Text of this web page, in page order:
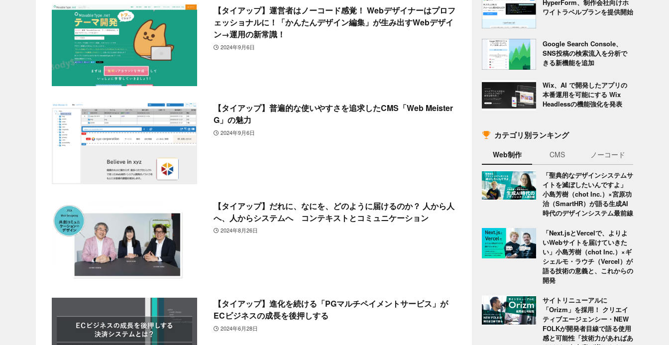
【タイアップ】運営者はノーコード感覚！ Webデザイナーはプロフ
ェッショナルに！「かんたんデザイン編集」が生み出すWebデザイ
ン→運用の新常識！
2024年9月6日
【タイアップ】普遍的な使いやすさを追求したCMS「Web Meister
G」の魅力
2024年9月6日
【タイアップ】だれに、なにを、どのように届けるのか？ 人から人
へ、人からシステムへ コンテキストとコミュニケーション
2024年8月26日
【タイアップ】進化を続ける「PGマルチペイメントサービス」が
ECビジネスの成長を後押しする
2024年6月28日
HyperForm、制作会社向けホ
ワイトラベルプランを提供開始
Google Search Console、
SNS投稿の検索流入を分析で
きる新機能を追加
Wix、AI で開発したアプリの
本番運用を可能にする Wix
Headlessの機能強化を発表
カテゴリ別ランキング
Web制作 CMS ノーコード
「聖典的なデザインシステムサ
イトを滅ぼしたいんですよ」
小島芳樹（chot Inc.）×宮原功
治（SmartHR）が語る生成AI
時代のデザインシステム最前線
「Next.jsとVercelで、よりよ
いWebサイトを届けていきた
い」小島芳樹（chot Inc.）×ギ
シェルモ・ラウチ（Vercel）が
語る技術の意義と、これからの
開発
サイトリニューアルに
「Orizm」を採用！ クリエイ
ティブエージェンシー・NEW
FOLKが開発者目線で語る使用
感と可能性「技術力があればあ